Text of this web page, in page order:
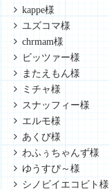
kappe様
ユズコマ様
chrmam様
ビッツァー様
またえもん様
ミチャ様
スナッフィー様
エルモ様
あくび様
わふぅちゃんず様
ゆうすぴ～様
シノビイエコビト様